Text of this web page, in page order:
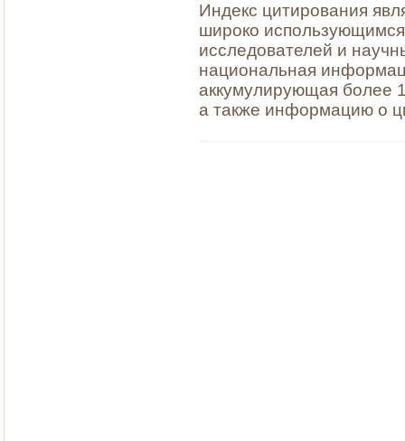
Индекс цитирования
широко
исследователей и
национальная
аккумулирующая более
а также информацию о